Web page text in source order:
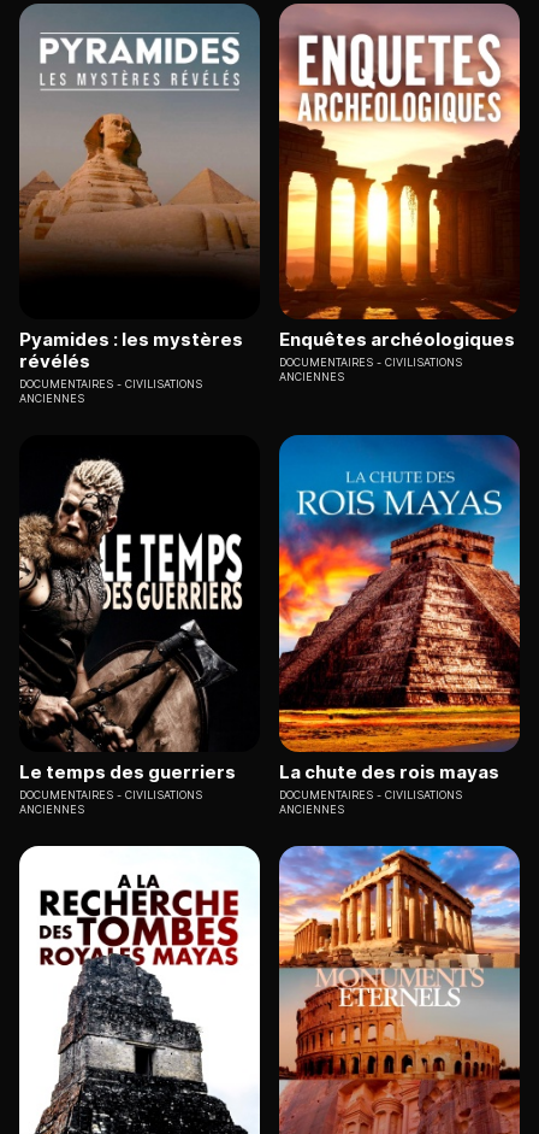
Pyamides : les mystères
révélés
DOCUMENTAIRES
CIVILISATIONS
ANCIENNES
Enquêtes archéologiques
DOCUMENTAIRES
CIVILISATIONS
ANCIENNES
Le temps des guerriers
DOCUMENTAIRES
CIVILISATIONS
ANCIENNES
La chute des rois mayas
DOCUMENTAIRES
CIVILISATIONS
ANCIENNES